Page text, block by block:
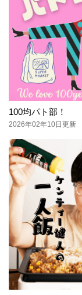
100均パト部！
2026年02年10日更新